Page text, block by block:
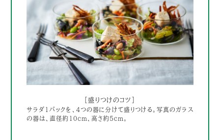
［盛りつけのコツ］
サラダ1パックを、4つの器に分けて盛りつける。写真のガラス
の器は、直径約10cm、高さ約5cm。